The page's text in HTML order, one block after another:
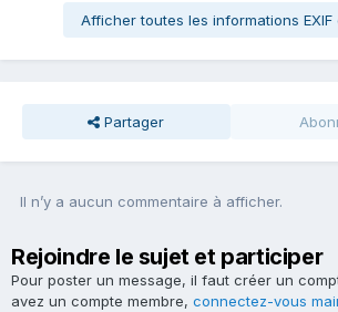
Afficher toutes les informations EXIF
Partager
Il n’y a aucun commentaire à afficher.
Rejoindre le sujet et participer
Pour poster un message, il faut créer un
avez un compte membre, connectez-vous